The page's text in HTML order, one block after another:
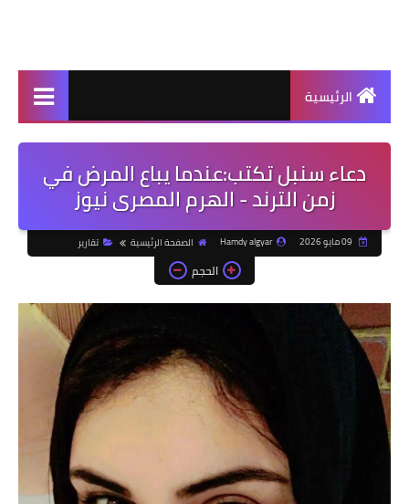
الرئيسية
دعاء سنبل تكتب:عندما يباع المرض في
زمن الترند - الهرم المصرى نيوز
Hamdy algyar الصفحة الرئيسية تقارير
الحجم